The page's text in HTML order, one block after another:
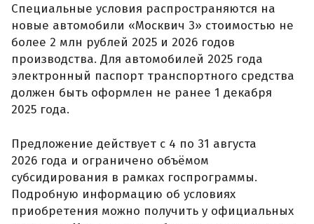
Специальные условия распространяются на
новые автомобили «Москвич 3» стоимостью не
более 2 млн рублей 2025 и 2026 годов
производства. Для автомобилей 2025 года
электронный паспорт транспортного средства
должен быть оформлен не ранее 1 декабря
2025 года.
Предложение действует с 4 по 31 августа
2026 года и ограничено объёмом
субсидирования в рамках госпрограммы.
Подробную информацию об условиях
приобретения можно получить у официальных